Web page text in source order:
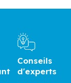
Conseils
d'experts